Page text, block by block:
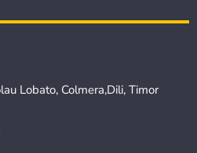
Lobato, Colmera,Dili, Timor